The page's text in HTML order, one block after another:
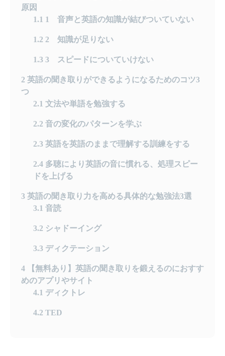
原因
1.1 1 音声と英語の知識が結びついていない
1.2 2 知識が足りない
1.3 3 スピードについていけない
2 英語の聞き取りができるようになるためのコツ3
つ
2.1 文法や単語を勉強する
2.2 音の変化のパターンを学ぶ
2.3 英語を英語のままで理解する訓練をする
2.4 多聴により英語の音に慣れる、処理スピー
ドを上げる
3 英語の聞き取り力を高める具体的な勉強法3選
3.1 音読
3.2 シャドーイング
3.3 ディクテーション
4 【無料あり】英語の聞き取りを鍛えるのにおすす
めのアプリやサイト
4.1 ディクトレ
4.2 TED